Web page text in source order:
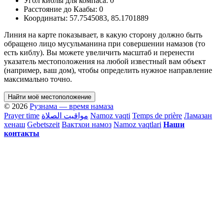
Расстояние до Каабы: 0
Координаты: 57.7545083, 85.1701889
Линия на карте показывает, в какую сторону должно быть
обращено лицо мусульманина при совершении намазов (то
есть киблу). Вы можете увеличить масштаб и перенести
указатель местоположения на любой известный вам объект
(например, ваш дом), чтобы определить нужное направление
максимально точно.
Найти моё местоположение
© 2026 Рузнама — время намаза
Prayer time مواقيت الصلاة Namoz vaqti Temps de prière Ламазан
хенаш Gebetszeit Вактхои намоз Namoz vaqtlari Наши
контакты